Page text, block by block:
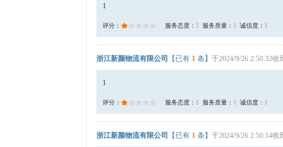
1
评分： 服务态度： 1 服务质量： 1 诚信度： 1
浙江新颜物流有限公司 【已有 1 条】 于2024/9/26 2:50:32收
1
评分： 服务态度： 1 服务质量： 1 诚信度： 1
浙江新颜物流有限公司 【已有 1 条】 于2024/9/26 2:50:14收